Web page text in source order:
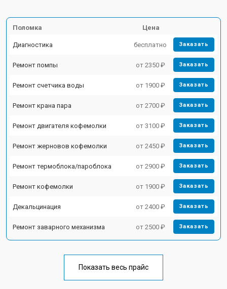
Поломка Цена
Диагностика бесплатно Заказать
Ремонт помпы от 2350 ₽ Заказать
Ремонт счетчика воды от 1900 ₽ Заказать
Ремонт крана пара от 2700 ₽ Заказать
Ремонт двигателя кофемолки от 3100 ₽ Заказать
Ремонт жерновов кофемолки от 2450 ₽ Заказать
Ремонт термоблока/пароблока от 2900 ₽ Заказать
Ремонт кофемолки от 1900 ₽ Заказать
Декальцинация от 2400 ₽ Заказать
Ремонт заварного механизма от 2500 ₽ Заказать
Показать весь прайс